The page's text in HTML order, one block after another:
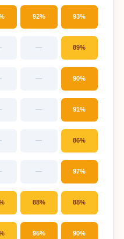
92% 93%
— 89%
— 90%
— 91%
— 86%
— 97%
88% 88%
95% 90%